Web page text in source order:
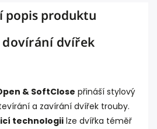
popis produktu
dovírání dvířek
& SoftClose přináší stylový
a zavírání dvířek trouby.
technologiilze dvířka téměř